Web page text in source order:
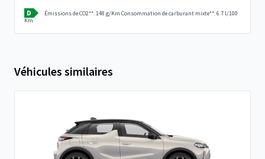
D Émissions de CO2**: 148 g/Km Consommation de carburant mixte**: 6.7 l/100
Km
Véhicules similaires